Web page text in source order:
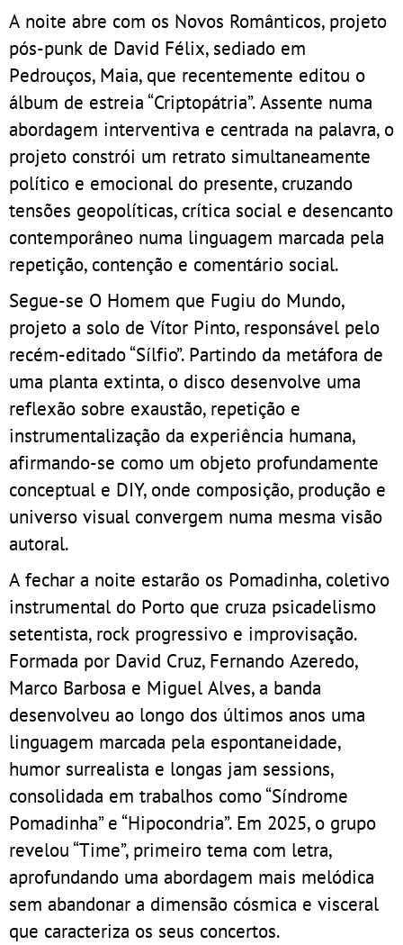
A noite abre com os Novos Românticos, projeto
pós-punk de David Félix, sediado em
Pedrouços, Maia, que recentemente editou o
álbum de estreia “Criptopátria”. Assente numa
abordagem interventiva e centrada na palavra, o
projeto constrói um retrato simultaneamente
político e emocional do presente, cruzando
tensões geopolíticas, crítica social e desencanto
contemporâneo numa linguagem marcada pela
repetição, contenção e comentário social.
Segue-se O Homem que Fugiu do Mundo,
projeto a solo de Vítor Pinto, responsável pelo
recém-editado “Sílfio”. Partindo da metáfora de
uma planta extinta, o disco desenvolve uma
reflexão sobre exaustão, repetição e
instrumentalização da experiência humana,
afirmando-se como um objeto profundamente
conceptual e DIY, onde composição, produção e
universo visual convergem numa mesma visão
autoral.
A fechar a noite estarão os Pomadinha, coletivo
instrumental do Porto que cruza psicadelismo
setentista, rock progressivo e improvisação.
Formada por David Cruz, Fernando Azeredo,
Marco Barbosa e Miguel Alves, a banda
desenvolveu ao longo dos últimos anos uma
linguagem marcada pela espontaneidade,
humor surrealista e longas jam sessions,
consolidada em trabalhos como “Síndrome
Pomadinha” e “Hipocondria”. Em 2025, o grupo
revelou “Time”, primeiro tema com letra,
aprofundando uma abordagem mais melódica
sem abandonar a dimensão cósmica e visceral
que caracteriza os seus concertos.